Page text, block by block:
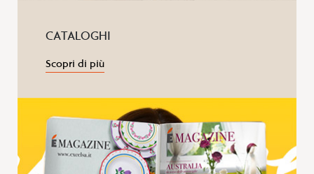
CATALOGHI
Scopri di più